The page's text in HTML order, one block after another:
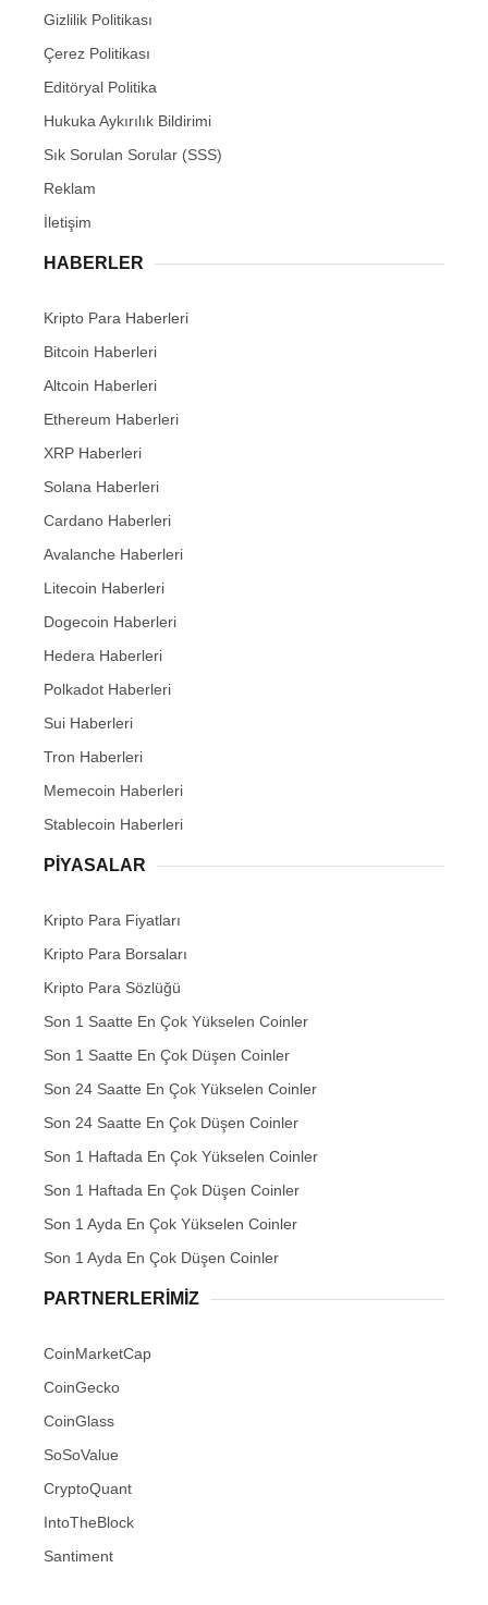
Gizlilik Politikası
Çerez Politikası
Editöryal Politika
Hukuka Aykırılık Bildirimi
Sık Sorulan Sorular (SSS)
Reklam
İletişim
HABERLER
Kripto Para Haberleri
Bitcoin Haberleri
Altcoin Haberleri
Ethereum Haberleri
XRP Haberleri
Solana Haberleri
Cardano Haberleri
Avalanche Haberleri
Litecoin Haberleri
Dogecoin Haberleri
Hedera Haberleri
Polkadot Haberleri
Sui Haberleri
Tron Haberleri
Memecoin Haberleri
Stablecoin Haberleri
PIYASALAR
Kripto Para Fiyatları
Kripto Para Borsaları
Kripto Para Sözlüğü
Son 1 Saatte En Çok Yükselen Coinler
Son 1 Saatte En Çok Düşen Coinler
Son 24 Saatte En Çok Yükselen Coinler
Son 24 Saatte En Çok Düşen Coinler
Son 1 Haftada En Çok Yükselen Coinler
Son 1 Haftada En Çok Düşen Coinler
Son 1 Ayda En Çok Yükselen Coinler
Son 1 Ayda En Çok Düşen Coinler
PARTNERLERIMIZ
CoinMarketCap
CoinGecko
CoinGlass
SoSoValue
CryptoQuant
IntoTheBlock
Santiment